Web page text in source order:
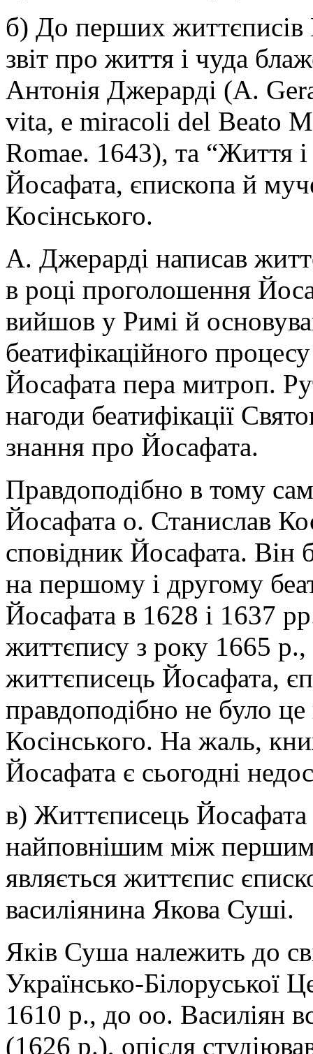
б) До перших життєписів
звіт про життя і чуда
Антонія Джерарді (A.
vita, e miracoli del Beato
Romae. 1643), та “Життя
Йосафата, єпископа й
Косінського.
А. Джерарді написав
в році проголошення
вийшов у Римі й
беатифікаційного
Йосафата пера митроп.
нагоди беатифікації
знання про Йосафата.
Правдоподібно в тому
Йосафата о. Станислав
сповідник Йосафата. Він
на першому і другому
Йосафата в 1628 і 1637
життєпису з року 1665 р.,
життєписець Йосафата,
правдоподібно не було
Косінського. На жаль,
Йосафата є сьогодні
в) Життєписець
найповнішим між
являється життєпис
василіянина Якова Суші.
Яків Суша належить до
Українсько-Білоруської
1610 р., до оо. Василіян
(1626 р.), опісля